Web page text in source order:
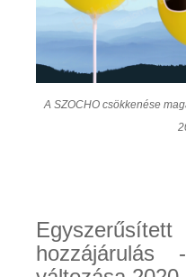
A SZOCHO csökkenése